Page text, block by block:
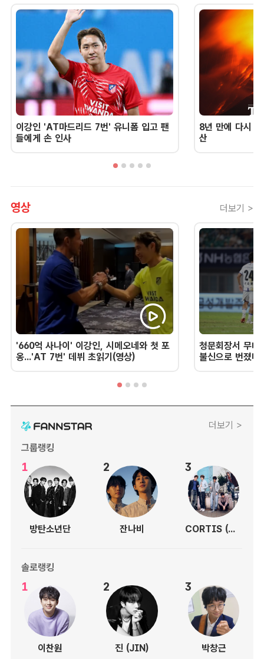
이강인 'AT마드리드 7번' 유니폼 입고 팬
들에게 손 인사
8년 만에 다시
산
영상 더보기 >
'660억 사나이' 이강인, 시메오네와 첫 포
옹...'AT 7번' 데뷔 초읽기(영상)
청문회장서 무너
불신으로 번졌
더보기 >
그룹랭킹
1
방탄소년단
2
잔나비
3
CORTIS (코르티스)
솔로랭킹
1
이찬원
2
진 (JIN)
3
박창근